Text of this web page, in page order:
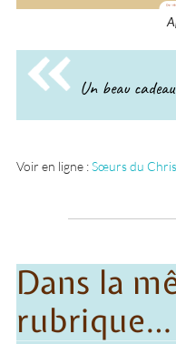
Un beau
Voir en ligne :Sœurs du
Dans la
rubrique…